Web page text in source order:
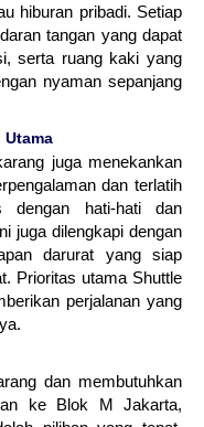
hiburan pribadi. Setiap
tangan yang dapat
serta ruang kaki yang
nyaman sepanjang
Utama
juga menekankan
dan terlatih
dengan hati-hati dan
juga dilengkapi dengan
darurat yang siap
Prioritas utama Shuttle
perjalanan yang
dan membutuhkan
ke Blok M Jakarta,